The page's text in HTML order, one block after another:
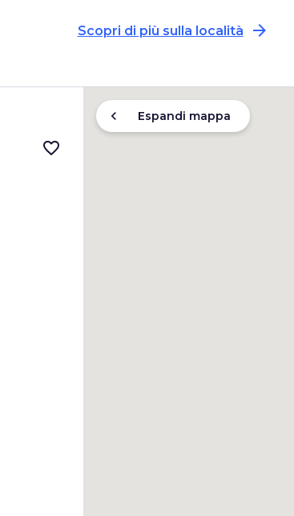
Scopri di più sulla località arrow_forward
favorite_border
chevron_left Espandi mappa